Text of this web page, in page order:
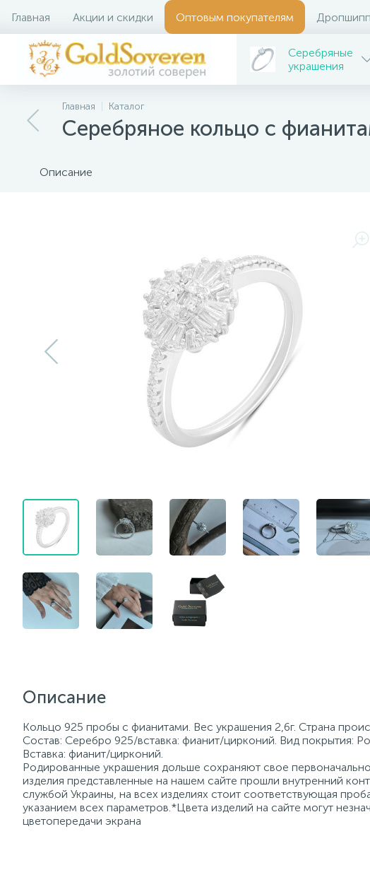
Главная Акции и скидки Оптовым покупателям
Серебряные
украшения
Главная Каталог
Серебряное кольцо с
Описание
Описание
Кольцо 925 пробы с фианитами. Вес украшения 2,6г. Страна
Состав: Серебро 925/вставка: фианит/цирконий. Вид покрытия:
Вставка: фианит/цирконий.
Родированные украшения дольше сохраняют свое
изделия представленные на нашем сайте прошли внутренний
службой Украины, на всех изделиях стоит соответствующая
указанием всех параметров.*Цвета изделий на сайте могут
цветопередачи экрана